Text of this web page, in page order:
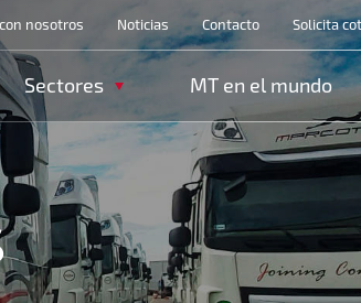
header top
nosotros Noticias Contacto Solicita
Sectores MT en el mundo